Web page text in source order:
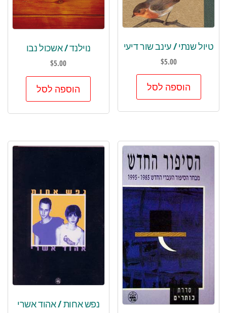
טיול שנתי / עינב שור דיעי
$5.00
הוספה לסל
נוילנד / אשכול נבו
$5.00
הוספה לסל
נפש אחות / אהוד אשרי